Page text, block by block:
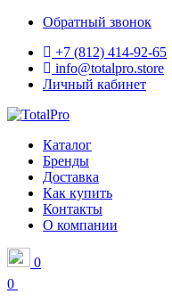
Обратный звонок
+7 (812) 414-92-65
info@totalpro.store
Личный кабинет
Каталог
Бренды
Доставка
Как купить
Контакты
О компании
0
0